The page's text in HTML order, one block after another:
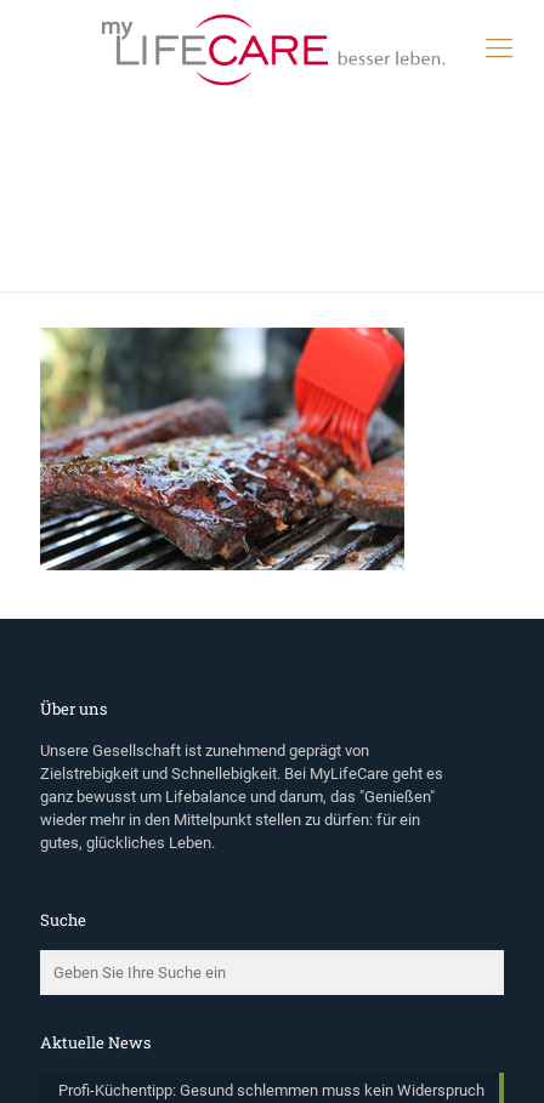
Über uns
Unsere Gesellschaft ist zunehmend geprägt von
Zielstrebigkeit und Schnellebigkeit. Bei MyLifeCare geht es
ganz bewusst um Lifebalance und darum, das "Genießen"
wieder mehr in den Mittelpunkt stellen zu dürfen: für ein
gutes, glückliches Leben.
Suche
Aktuelle News
Profi-Küchentipp: Gesund schlemmen muss kein Widerspruch